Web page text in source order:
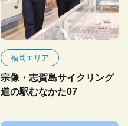
福岡エリア
宗像・志賀島サイクリング
道の駅むなかた07